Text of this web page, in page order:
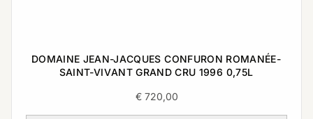
DOMAINE JEAN-JACQUES CONFURON ROMANÉE-
SAINT-VIVANT GRAND CRU 1996 0,75L
€720,00